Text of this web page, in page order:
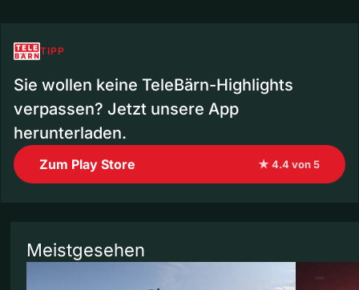
TIPP
Sie wollen keine TeleBärn-Highlights
verpassen? Jetzt unsere App
herunterladen.
Zum Play Store ★ 4.4 von 5
Meistgesehen